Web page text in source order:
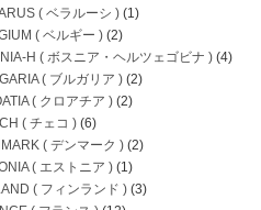
( ベラルーシ ) (1)
( ベルギー ) (2)
H ( ボスニア・ヘルツェゴビナ ) (4)
( ブルガリア ) (2)
( クロアチア ) (2)
( チェコ ) (6)
( デンマーク ) (2)
( エストニア ) (1)
( フィンランド ) (3)